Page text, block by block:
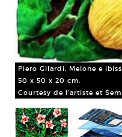
Piero Gilardi, Melone e
50 x 50 x 20 cm.
Courtesy de l’artiste et